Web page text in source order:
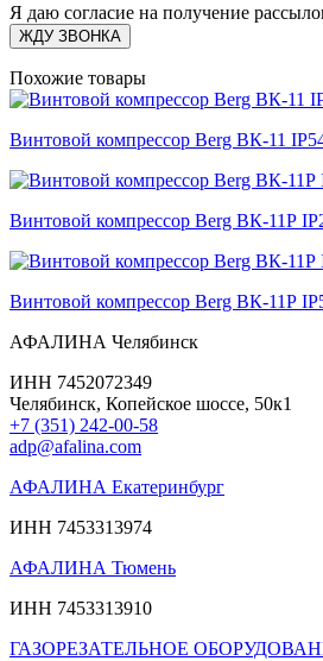
Я даю согласие на получение
ЖДУ ЗВОНКА
Похожие товары
Винтовой компрессор Berg ВК-11
Винтовой компрессор Berg ВК-11Р
Винтовой компрессор Berg ВК-11Р
АФАЛИНА Челябинск
ИНН 7452072349
Челябинск, Копейское шоссе, 50к1
+7 (351) 242-00-58
adp@afalina.com
АФАЛИНА Екатеринбург
ИНН 7453313974
АФАЛИНА Тюмень
ИНН 7453313910
ГАЗОРЕЗАТЕЛЬНОЕ